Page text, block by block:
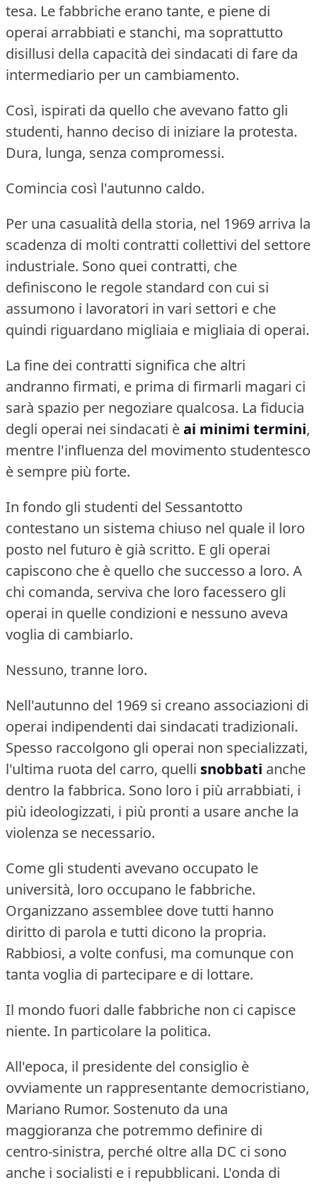
tesa. Le fabbriche erano tante, e piene di
operai arrabbiati e stanchi, ma soprattutto
disillusi della capacità dei sindacati di fare da
intermediario per un cambiamento.
Così, ispirati da quello che avevano fatto gli
studenti, hanno deciso di iniziare la protesta.
Dura, lunga, senza compromessi.
Comincia così l'autunno caldo.
Per una casualità della storia, nel 1969 arriva la
scadenza di molti contratti collettivi del settore
industriale. Sono quei contratti, che
definiscono le regole standard con cui si
assumono i lavoratori in vari settori e che
quindi riguardano migliaia e migliaia di operai.
La fine dei contratti significa che altri
andranno firmati, e prima di firmarli magari ci
sarà spazio per negoziare qualcosa. La fiducia
degli operai nei sindacati èai minimi termini,
mentre l'influenza del movimento studentesco
è sempre più forte.
In fondo gli studenti del Sessantotto
contestano un sistema chiuso nel quale il loro
posto nel futuro è già scritto. E gli operai
capiscono che è quello che successo a loro. A
chi comanda, serviva che loro facessero gli
operai in quelle condizioni e nessuno aveva
voglia di cambiarlo.
Nessuno, tranne loro.
Nell'autunno del 1969 si creano associazioni di
operai indipendenti dai sindacati tradizionali.
Spesso raccolgono gli operai non specializzati,
l'ultima ruota del carro, quelli snobbati anche
dentro la fabbrica. Sono loro i più arrabbiati, i
più ideologizzati, i più pronti a usare anche la
violenza se necessario.
Come gli studenti avevano occupato le
università, loro occupano le fabbriche.
Organizzano assemblee dove tutti hanno
diritto di parola e tutti dicono la propria.
Rabbiosi, a volte confusi, ma comunque con
tanta voglia di partecipare e di lottare.
Il mondo fuori dalle fabbriche non ci capisce
niente. In particolare la politica.
All'epoca, il presidente del consiglio è
ovviamente un rappresentante democristiano,
Mariano Rumor. Sostenuto da una
maggioranza che potremmo definire di
centro-sinistra, perché oltre alla DC ci sono
anche i socialisti e i repubblicani. L'onda di